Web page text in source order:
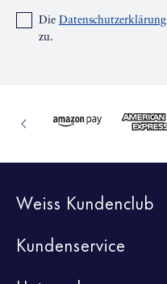
Die Datenschutzerklärung
zu.
Weiss Kundenclub
Kundenservice